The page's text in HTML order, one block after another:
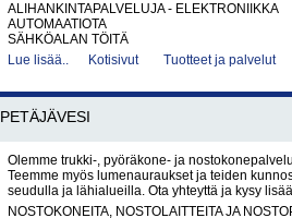
ALIHANKINTAPALVELUJA - ELEKTRONIIKKA
AUTOMAATIOTA
SÄHKÖALAN TÖITÄ
Lue lisää..
Kotisivut Tuotteet ja palvelut
PETÄJÄVESI
Olemme trukki-, pyöräkone- ja
Teemme myös lumenauraukset ja teiden
seudulla ja lähialueilla. Ota yhteyttä ja kysy
NOSTOKONEITA, NOSTOLAITTEITA JA